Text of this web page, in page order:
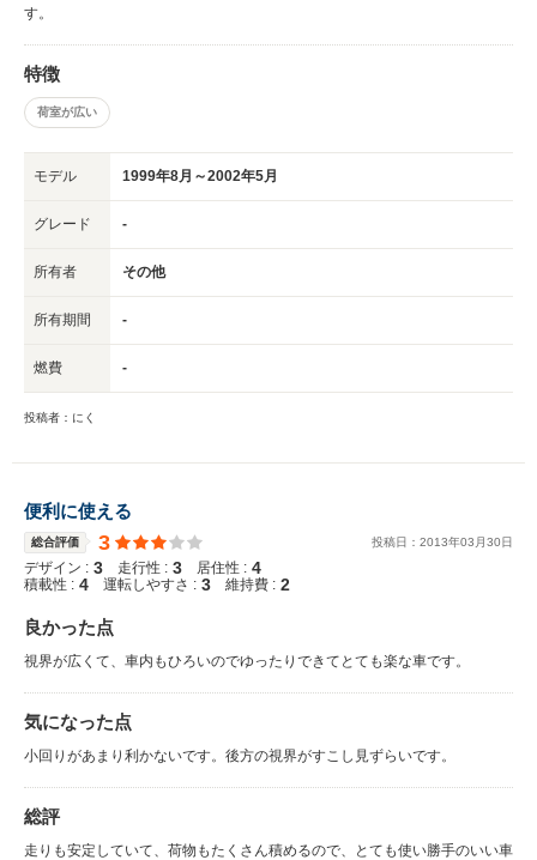
す。
特徴
荷室が広い
モデル 1999年8月～2002年5月
グレード -
所有者 その他
所有期間 -
燃費 -
投稿者：にく
便利に使える
総合評価 3 投稿日： 2013年03 月30日
デザイン : 3 走行性 : 3 居住性 : 4
積載性 : 4 運転しやすさ : 3 維持費 : 2
良かった点
視界が広くて、車内もひろいのでゆったりできてとても楽な車です。
気になった点
小回りがあまり利かないです。後方の視界がすこし見ずらいです。
総評
走りも安定していて、荷物もたくさん積めるので、とても使い勝手のいい車